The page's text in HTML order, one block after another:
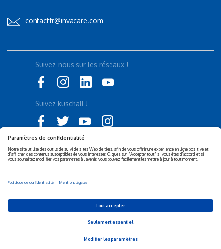
contactfr@invacare.com
Déclaration d'accessibilité
Politique de confidentialité
Responsabilité sociétale de
© 2026 Invacare Corporation - All rights reserved.
Suivez-nous sur les réseaux !
Suivez küschall !